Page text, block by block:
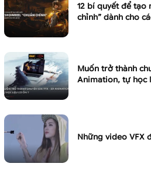
12 bí quyết để tạo
chỉnh” dành cho
Muốn trở thành
Animation, tự học
Những video VFX